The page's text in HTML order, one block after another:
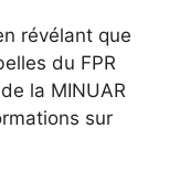
révélant que
du FPR
la MINUAR
sur